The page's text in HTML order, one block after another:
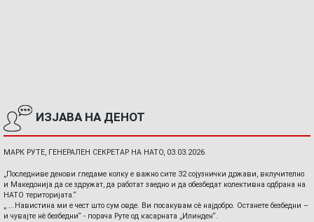
ИЗЈАВА НА ДЕНОТ
МАРК РУТЕ, ГЕНЕРАЛЕН СЕКРЕТАР НА НАТО, 03.03.2026
„Последниве денови гледаме колку е важно сите 32 сојузнички држави, вклучително
и Македонија да се здружат, да работат заедно и да обезбедат колективна одбрана на
НАТО територијата.“
„ ...Навистина ми е чест што сум овде. Ви посакувам сè најдобро. Останете безбедни –
и чувајте нè безбедни“ - порача Руте од касарната „Илинден“.